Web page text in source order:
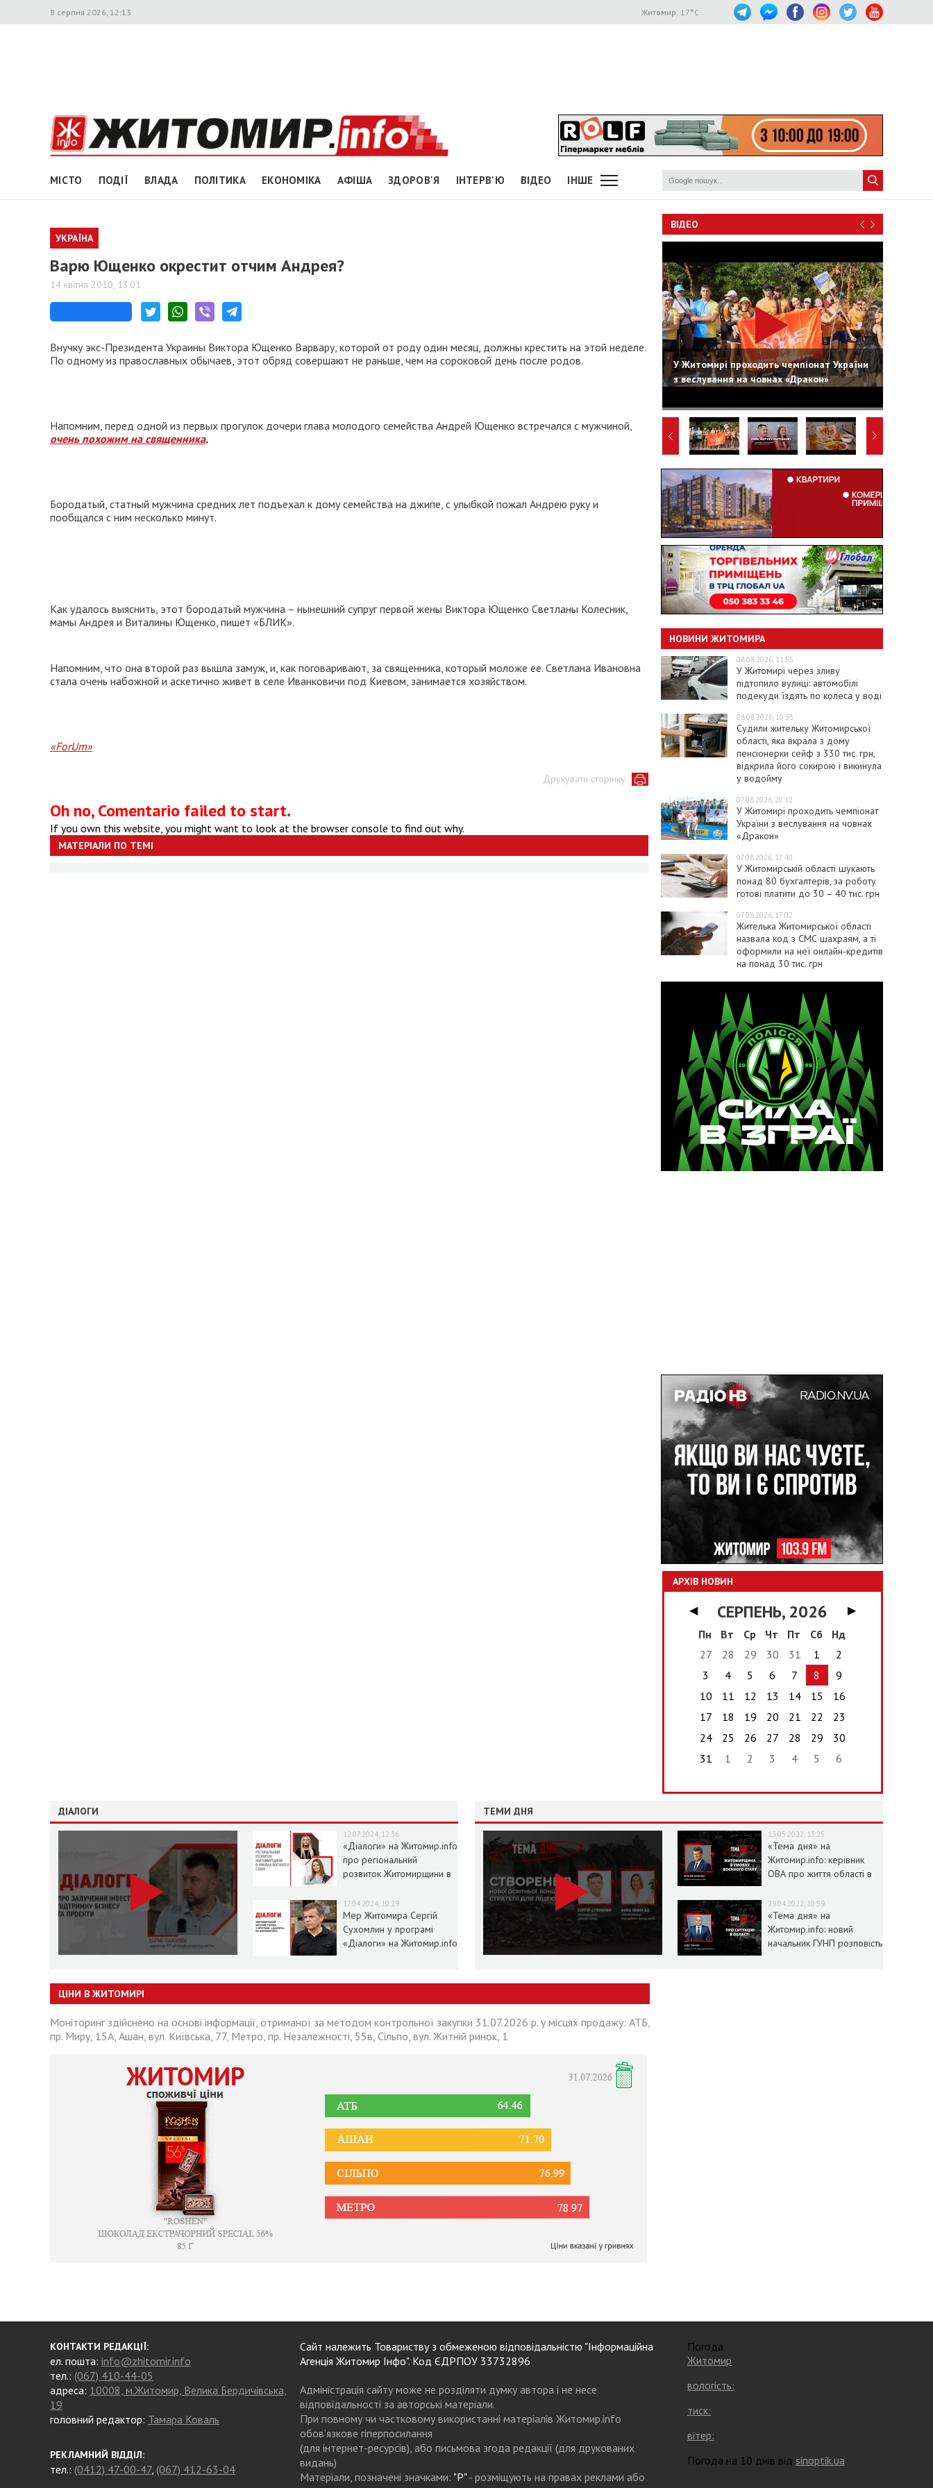
8 серпня 2026, 12:13 Житомир: 17°C
МІСТО ПОДІЇ ВЛАДА ПОЛІТИКА ЕКОНОМІКА АФІША ЗДОРОВ'Я ІНТЕРВ'Ю ВІДЕО ІНШЕ
УКРАЇНА
Варю Ющенко окрестит отчим Андрея?
14 квітня 2010, 13:01
Внучку экс-Президента Украины Виктора Ющенко Варвару, которой от роду один месяц, должны крестить на этой неделе.
По одному из православных обычаев, этот обряд совершают не раньше, чем на сороковой день после родов.
Напомним, перед одной из первых прогулок дочери глава молодого семейства Андрей Ющенко встречался с мужчиной,
очень похожим на священника.
Бородатый, статный мужчина средних лет подъехал к дому семейства на джипе, с улыбкой пожал Андрею руку и
пообщался с ним несколько минут.
Как удалось выяснить, этот бородатый мужчина – нынешний супруг первой жены Виктора Ющенко Светланы Колесник,
мамы Андрея и Виталины Ющенко, пишет «БЛИК».
Напомним, что она второй раз вышла замуж, и, как поговаривают, за священника, который моложе ее. Светлана Ивановна
стала очень набожной и аскетично живет в селе Иванковичи под Киевом, занимается хозяйством.
«ForUm»
Друкувати сторінку
Oh no, Comentario failed to start.
If you own this website, you might want to look at the browser console to find out why.
МАТЕРІАЛИ ПО ТЕМІ
ВІДЕО
У Житомирі проходить чемпіонат України
з веслування на човнах «Дракон»
НОВИНИ ЖИТОМИРА
08.08.2026, 11:55
У Житомирі через зливу
підтопило вулиці: автомобілі
подекуди їздять по колеса у воді
08.08.2026, 10:33
Судили жительку Житомирської
області, яка вкрала з дому
пенсіонерки сейф з 330 тис. грн,
відкрила його сокирою і викинула
у водойму
07.08.2026, 20:12
У Житомирі проходить чемпіонат
України з веслування на човнах
«Дракон»
07.08.2026, 17:40
У Житомирській області шукають
понад 80 бухгалтерів, за роботу
готові платити до 30 – 40 тис. грн
07.08.2026, 17:02
Жителька Житомирської області
назвала код з СМС шахраям, а ті
оформили на неї онлайн-кредитів
на понад 30 тис. грн
АРХІВ НОВИН
◀ СЕРПЕНЬ, 2026
▶
Пн
Вт Ср Чт Пт Сб
Нд
27
28 29 30 31 1
2
3
4 5 6 7 8
9
10
11 12 13 14 15
16
17
18 19 20 21 22
23
24
25 26 27 28 29
30
31
1 2 3 4 5 6
ДІАЛОГИ
12.07.2024, 12:36
«Діалоги» на Житомир.info
про регіональний
розвиток Житомирщини в
17.04.2024, 10:29
Мер Житомира Сергій
Сухомлин у програмі
«Діалоги» на Житомир.info
ТЕМИ ДНЯ
13.05.2022, 13:25
«Тема дня» на
Житомир.info: керівник
ОВА про життя області в
29.04.2022, 10:59
«Тема дня» на
Житомир.info: новий
начальник ГУНП розповість
ЦІНИ В ЖИТОМИРІ
Моніторинг здійснено на основі інформації, отриманої за методом контрольної закупки 31.07.2026 р. у місцях продажу: АТБ,
пр. Миру, 15А, Ашан, вул. Київська, 77, Метро, пр. Незалежності, 55в, Сільпо, вул. Житній ринок, 1
КОНТАКТИ РЕДАКЦІЇ:
ел. пошта: info@zhitomir.info
тел.: (067) 410-44-05
адреса: 10008, м.Житомир, Велика Бердичівська,
19
головний редактор: Тамара Коваль
РЕКЛАМНИЙ ВІДДІЛ:
тел.: (0412) 47-00-47, (067) 412-63-04
Сайт належить Товариству з обмеженою відповідальністю "Інформаційна
Агенція Житомир Інфо". Код ЄДРПОУ 33732896
Адміністрація сайту може не розділяти думку автора і не несе
відповідальності за авторські матеріали.
При повному чи частковому використанні матеріалів Житомир.info
обов’язкове гіперпосилання
(для інтернет-ресурсів), або письмова згода редакції (для друкованих
видань)
Матеріали, позначені значками: "Р"- розміщують на правах реклами або
Погода
Житомир
вологість:
тиск:
вітер:
Погода на 10 днів від sinoptik.ua